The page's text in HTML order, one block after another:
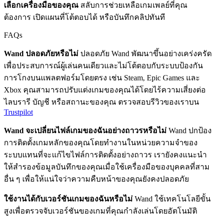
เลือกเครื่องมือของคุณ สลับการช่วยเหลือเกมเพลย์ที่คุณ
ต้องการ เปิดแผนที่โต้ตอบได้ หรือบันทึกคลิปทันที
FAQs
Wand ปลอดภัยหรือไม่ ปลอดภัย Wand พัฒนาขึ้นอย่างเคร่งครัด
เพื่อประสบการณ์ผู้เล่นคนเดียวและไม่โต้ตอบกับระบบป้องกัน
การโกงบนแพลตฟอร์มโดยตรง เช่น Steam, Epic Games และ
Xbox คุณสามารถปรับแต่งเกมของคุณได้โดยไร้ความเสี่ยงต่อ
ไลบรารี บัญชี หรือสถานะของคุณ ตรวจสอบรีวิวของเราบน
Trustpilot
Wand จะเปลี่ยนไฟล์เกมของฉันอย่างถาวรหรือไม่ Wand ปกป้อง
การติดตั้งเกมหลักของคุณโดยทำงานในหน่วยความจำของ
ระบบแทนที่จะแก้ไขไฟล์การติดตั้งอย่างถาวร เรายังคงแนะนำ
ให้สำรองข้อมูลบันทึกของคุณเมื่อใช้เครื่องมือของบุคคลที่สาม
อื่น ๆ เพื่อให้แน่ใจว่าความคืบหน้าของคุณยังคงปลอดภัย
ใช้งานได้กับเวอร์ชันเกมของฉันหรือไม่ Wand ใช้เทคโนโลยีขั้น
สูงเพื่อตรวจจับเวอร์ชันของเกมที่คุณกำลังเล่นโดยอัตโนมัติ